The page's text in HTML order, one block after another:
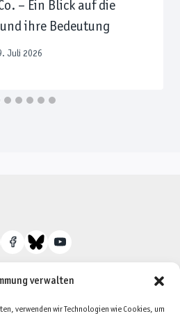
verwalten
verwenden wir Technologien wie Cookies, um
– Ein Blick auf die
ihre Bedeutung
Juli 2026